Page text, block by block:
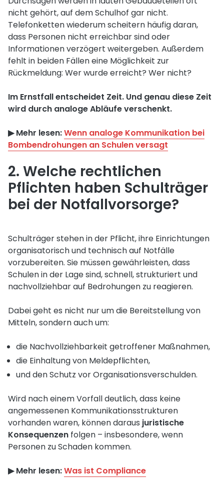
nicht gehört, auf dem Schulhof gar nicht.
Telefonketten wiederum scheitern häufig daran,
dass Personen nicht erreichbar sind oder
Informationen verzögert weitergeben. Außerdem
fehlt in beiden Fällen eine Möglichkeit zur
Rückmeldung: Wer wurde erreicht? Wer nicht?
Im Ernstfall entscheidet Zeit. Und genau diese Zeit
wird durch analoge Abläufe verschenkt.
▶︎ Mehr lesen:Wenn analoge Kommunikation bei
Bombendrohungen an Schulen versagt
2. Welche rechtlichen
Pflichten haben Schulträger
bei der Notfallvorsorge?
Schulträger stehen in der Pflicht, ihre Einrichtungen
organisatorisch und technisch auf Notfälle
vorzubereiten. Sie müssen gewährleisten, dass
Schulen in der Lage sind, schnell, strukturiert und
nachvollziehbar auf Bedrohungen zu reagieren.
Dabei geht es nicht nur um die Bereitstellung von
Mitteln, sondern auch um:
die Nachvollziehbarkeit getroffener Maßnahmen,
die Einhaltung von Meldepflichten,
und den Schutz vor Organisationsverschulden.
Wird nach einem Vorfall deutlich, dass keine
angemessenen Kommunikationsstrukturen
vorhanden waren, können daraus juristische
Konsequenzen folgen – insbesondere, wenn
Personen zu Schaden kommen.
▶︎ Mehr lesen:Was ist Compliance